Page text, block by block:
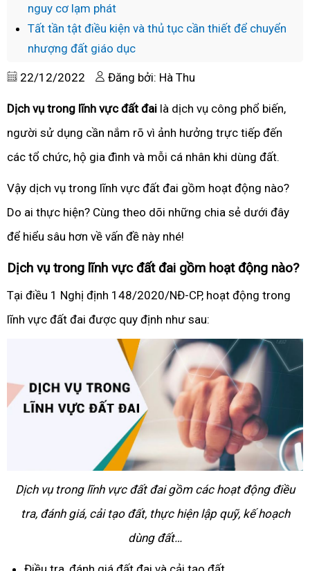
nguy cơ lạm phát
Tất tần tật điều kiện và thủ tục cần thiết để chuyển
nhượng đất giáo dục
22/12/2022 Đăng bởi: Hà Thu
Dịch vụ trong lĩnh vực đất đai là dịch vụ công phổ biến,
người sử dụng cần nắm rõ vì ảnh hưởng trực tiếp đến
các tổ chức, hộ gia đình và mỗi cá nhân khi dùng đất.
Vậy dịch vụ trong lĩnh vực đất đai gồm hoạt động nào?
Do ai thực hiện? Cùng theo dõi những chia sẻ dưới đây
để hiểu sâu hơn về vấn đề này nhé!
Dịch vụ trong lĩnh vực đất đai gồm hoạt động nào?
Tại điều 1 Nghị định 148/2020/NĐ-CP, hoạt động trong
lĩnh vực đất đai được quy định như sau:
Dịch vụ trong lĩnh vực đất đai gồm các hoạt động điều
tra, đánh giá, cải tạo đất, thực hiện lập quỹ, kế hoạch
dùng đất…